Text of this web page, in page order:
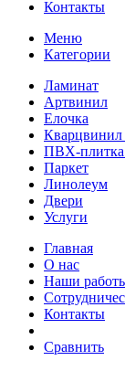
Контакты
Меню
Категории
Ламинат
Артвинил
Елочка
Кварцвинил
ПВХ-плитка
Паркет
Линолеум
Двери
Услуги
Главная
О нас
Наши
Контакты
Сравнить